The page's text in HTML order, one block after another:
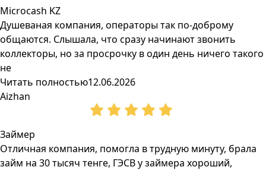
Microcash KZ
Душеваная компания, операторы так по-доброму
общаются. Слышала, что сразу начинают звонить
коллекторы, но за просрочку в один день ничего такого
не
Читать полностью12.06.2026
Aizhan
Займер
Отличная компания, помогла в трудную минуту, брала
займ на 30 тысяч тенге, ГЭСВ у займера хороший,